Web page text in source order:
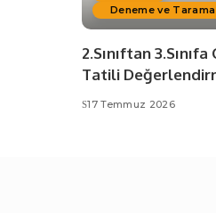
Deneme ve Tarama
2.Sınıftan
Tatili
17 Temmuz 2026